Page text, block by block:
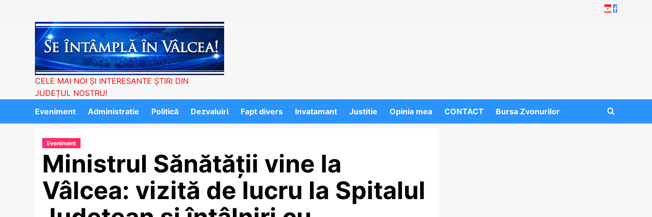
Youtube
Facebook
CELE MAI NOI ȘI INTERESANTE ȘTIRI DIN
JUDEȚUL NOSTRU!
Eveniment
Administratie Politică Dezvaluiri Fapt divers Invatamant Justitie Opinia mea CONTACT Bursa Zvonurilor
Eveniment
Ministrul Sănătății vine la
Vâlcea: vizită de lucru la Spitalul